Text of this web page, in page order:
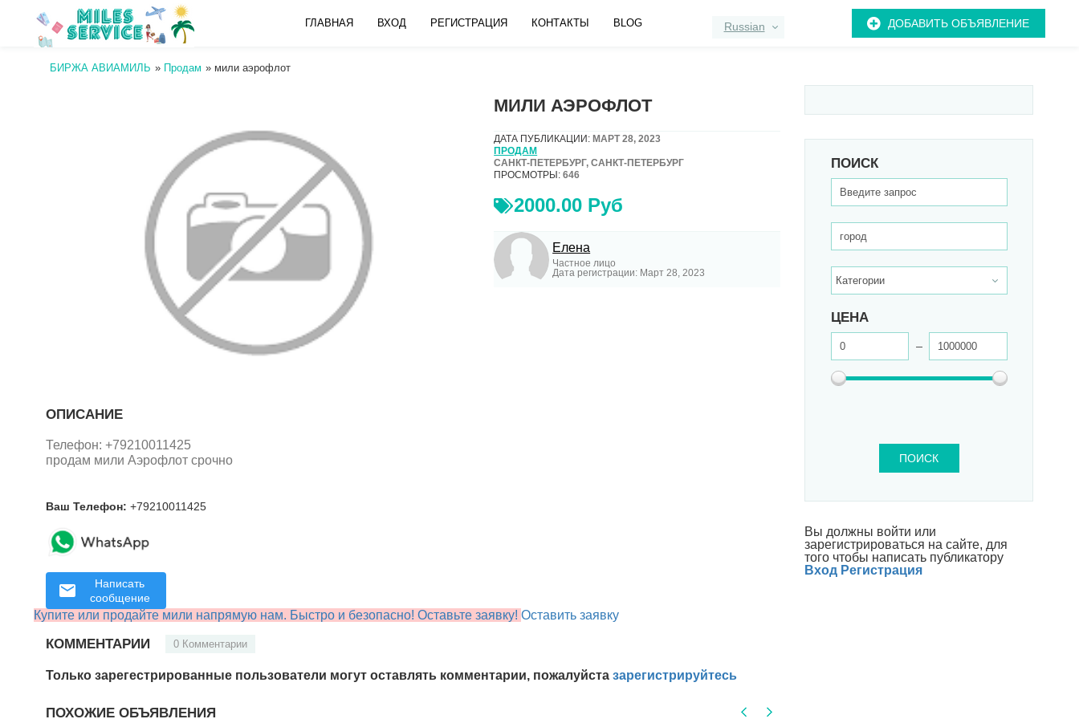
ГЛАВНАЯ ВХОД РЕГИСТРАЦИЯ КОНТАКТЫ BLOG Russian ДОБАВИТЬ ОБЪЯВЛЕНИЕ
БИРЖА АВИАМИЛЬ » Продам » мили аэрофлот
ПОИСК
ЦЕНА
ПОИСК
МИЛИ АЭРОФЛОТ
ДАТА ПУБЛИКАЦИИ: МАРТ 28, 2023
ПРОДАМ
САНКТ-ПЕТЕРБУРГ, САНКТ-ПЕТЕРБУРГ
ПРОСМОТРЫ: 646
2000.00 Руб
Елена
Частное лицо
Дата регистрации: Март 28, 2023
ОПИСАНИЕ
Телефон: +79210011425
продам мили Аэрофлот срочно
Ваш Телефон: +79210011425
Написать
сообщение
Купите или продайте мили напрямую нам. Быстро и безопасно! Оставьте заявку! Оставить заявку
КОММЕНТАРИИ 0 Комментарии
Только зарегестрированные пользователи могут оставлять комментарии, пожалуйста зарегистрируйтесь
ПОХОЖИЕ ОБЪЯВЛЕНИЯ
Вы должны войти или
зарегистрироваться на сайте, для
того чтобы написать публикатору
Вход Регистрация